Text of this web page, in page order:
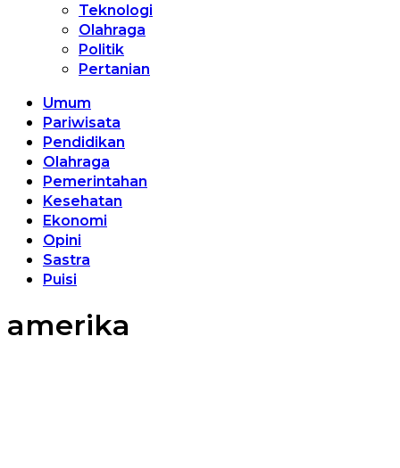
Teknologi
Olahraga
Politik
Pertanian
Umum
Pariwisata
Pendidikan
Olahraga
Pemerintahan
Kesehatan
Ekonomi
Opini
Sastra
Puisi
amerika